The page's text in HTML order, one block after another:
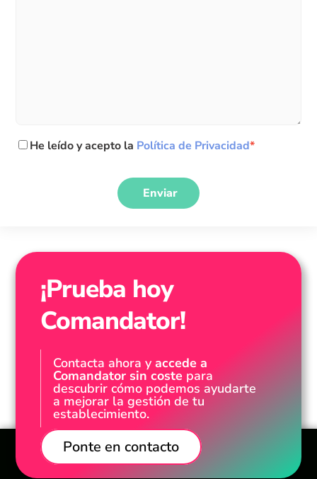
He leído y acepto la Política de Privacidad*
Enviar
¡Prueba hoy
Comandator!
Contacta ahora yaccede a
Comandator sin coste para
descubrir cómo podemos ayudarte
a mejorar la gestión de tu
establecimiento.
Ponte en contacto